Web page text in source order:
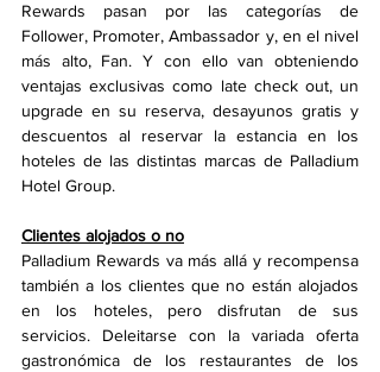
Rewards pasan por las categorías de
Follower, Promoter, Ambassador y, en el nivel
más alto, Fan. Y con ello van obteniendo
ventajas exclusivas como late check out, un
upgrade en su reserva, desayunos gratis y
descuentos al reservar la estancia en los
hoteles de las distintas marcas de Palladium
Hotel Group.
Clientes alojados o no
Palladium Rewards va más allá y recompensa
también a los clientes que no están alojados
en los hoteles, pero disfrutan de sus
servicios. Deleitarse con la variada oferta
gastronómica de los restaurantes de los